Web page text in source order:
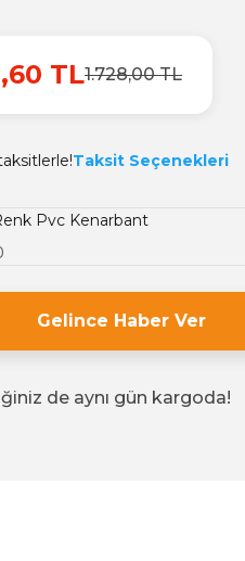
TL1.728,00 TL
Taksit Seçenekleri
Pvc Kenarbant
Gelince Haber Ver
de aynı gün kargoda!